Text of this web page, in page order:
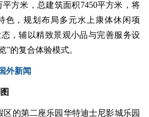
方米，总建筑面积7450平方米，将
色，规划布局多元水上康体休闲项
，辅以精致景观小品与完善服务设
”的复合体验模式。
外新闻
区的第二座乐园华特迪士尼影城乐园